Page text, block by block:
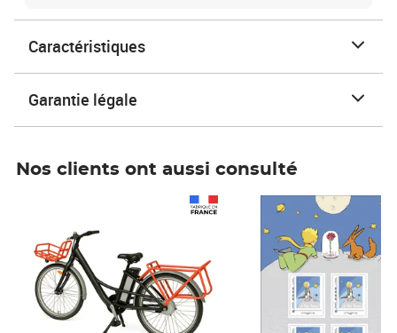
Caractéristiques
Garantie légale
Nos clients ont aussi consulté
Prix 6,25€ HT